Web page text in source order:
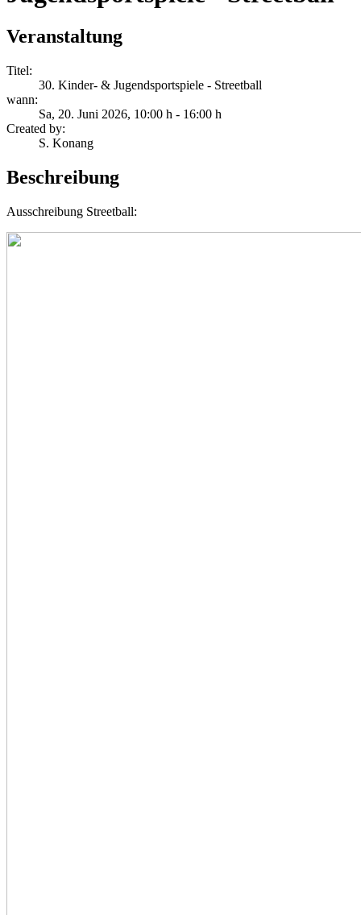
Veranstaltung
Titel:
30. Kinder- & Jugendsportspiele - Streetball
wann:
Sa, 20. Juni 2026, 10:00 h - 16:00 h
Created by:
S. Konang
Beschreibung
Ausschreibung Streetball: